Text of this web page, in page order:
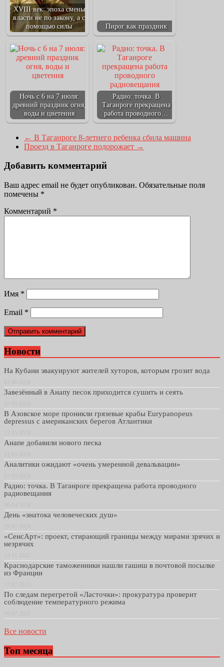
XVIII век: эпоха смены
власти не по закону, а с
помощью силы
Пирог как праздник
Ночь с 6 на 7 июля:
древний праздник огня,
воды и цветения
Радио: точка. В
Таганроге прекращена
работа проводного…
← В Таганроге 8-летнего ребенка сбила машина
Проезд в Таганроге подорожает →
Добавить комментарий
Ваш адрес email не будет опубликован. Обязательные поля
помечены *
Комментарий *
Имя *
Email *
Новости
На Кубани эвакуируют жителей хуторов, которым грозит вода
Завезённый в Анапу песок приходится сушить и сеять
В Азовское море проникли грязевые крабы Eurypanopeus
depressus с американских берегов Атлантики
Анапе добавили нового песка
Аналитики ожидают «очень умеренной девальвации»
Радио: точка. В Таганроге прекращена работа проводного
радиовещания
День «знатока человеческих душ»
«СенсАрт»: проект, стирающий границы между мирами зрячих и
незрячих
Краснодарские таможенники нашли гашиш в почтовой посылке
из Франции
По следам перегретой «Ласточки»: прокуратура проверит
соблюдение температурного режима
Все новости
Топ месяца